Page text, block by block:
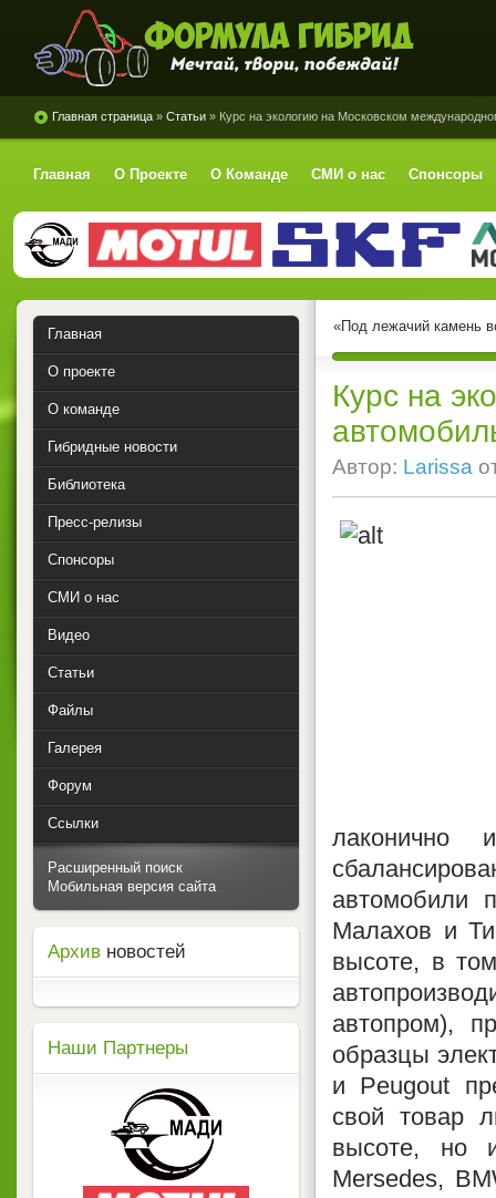
Формула Гибрид
Главная страница » Статьи » Курс на экологию на Московском
Главная О Проекте О Команде СМИ о нас Спонсоры
«Под лежачий камень
Курс на
Автор: Larissa
лаконично и
автомобили
Малахов и
высоте, в
автопром),
образцы
и Peugout
свой товар
высоте, но
Mersedes,
Главная
О проекте
О команде
Гибридные новости
Библиотека
Пресс-релизы
Спонсоры
СМИ о нас
Видео
Статьи
Файлы
Галерея
Форум
Ссылки
Расширенный поиск
Мобильная версия сайта
Архив новостей
Наши Партнеры